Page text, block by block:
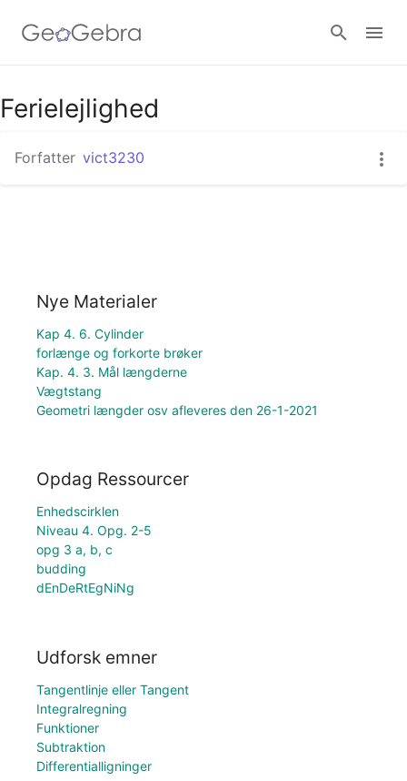
Ferielejlighed
Forfatter vict3230
Nye Materialer
Kap 4. 6. Cylinder
forlænge og forkorte brøker
Kap. 4. 3. Mål længderne
Vægtstang
Geometri længder osv afleveres den 26-1-2021
Opdag Ressourcer
Enhedscirklen
Niveau 4. Opg. 2-5
opg 3 a, b, c
budding
dEnDeRtEgNiNg
Udforsk emner
Tangentlinje eller Tangent
Integralregning
Funktioner
Subtraktion
Differentialligninger